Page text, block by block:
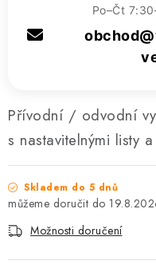
Přívodní / odvodní
s nastavitelnými listy
Skladem do 5 dnů
Možnosti doručení
Po–Čt